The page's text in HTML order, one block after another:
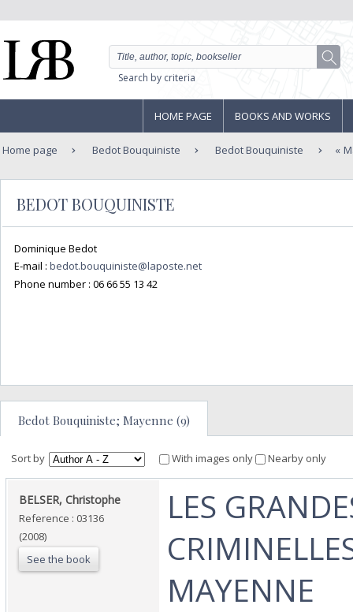
Search by criteria
HOME PAGE BOOKS AND WORKS
Home page Bedot Bouquiniste Bedot Bouquiniste
BEDOT BOUQUINISTE
Dominique Bedot
E-mail : bedot.bouquiniste@laposte.net
Phone number : 06 66 55 13 42
Bedot Bouquiniste; Mayenne (9)
Sort by With images only Nearby only
‎BELSER, Christophe‎
Reference : 03136
(2008)
See the book
‎LES
MAYENNE‎